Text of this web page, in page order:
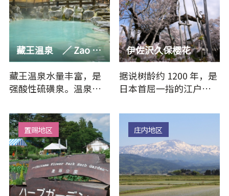
藏王温泉 ／ Zao Onsen Mountain & Snow Resort
藏王温泉水量丰富，是
强酸性硫磺泉。温泉街
十家旅馆和酒店鳞次栉
比。由于…
伊佐沢久保樱花
据说树龄约 1200 年，是
日本首屈一指的江户彼
麻吕与当地领主的女
儿…
置赐地区 庄内地区